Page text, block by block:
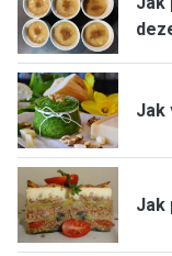
Jak
Jak